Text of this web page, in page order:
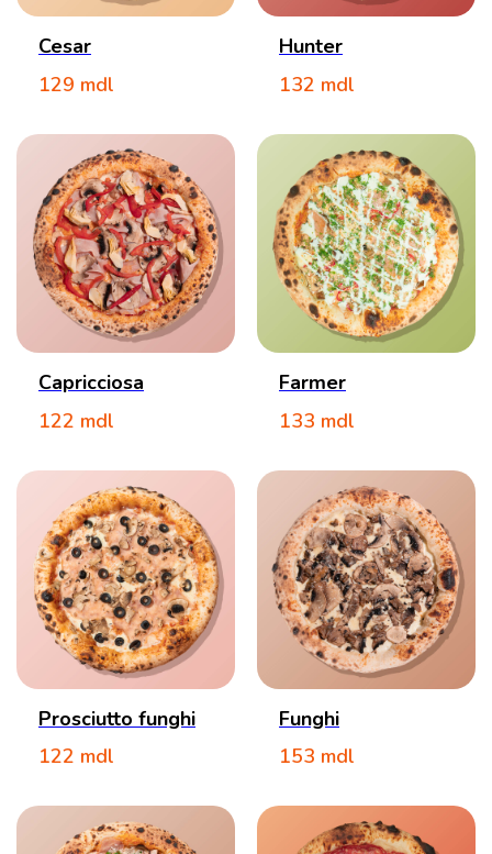
Cesar
129 mdl
Hunter
132 mdl
Capricciosa
122 mdl
Farmer
133 mdl
Prosciutto funghi
122 mdl
Funghi
153 mdl